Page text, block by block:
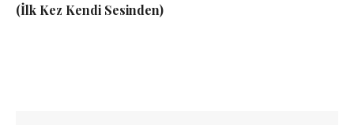
(İlk Kez Kendi Sesinden)